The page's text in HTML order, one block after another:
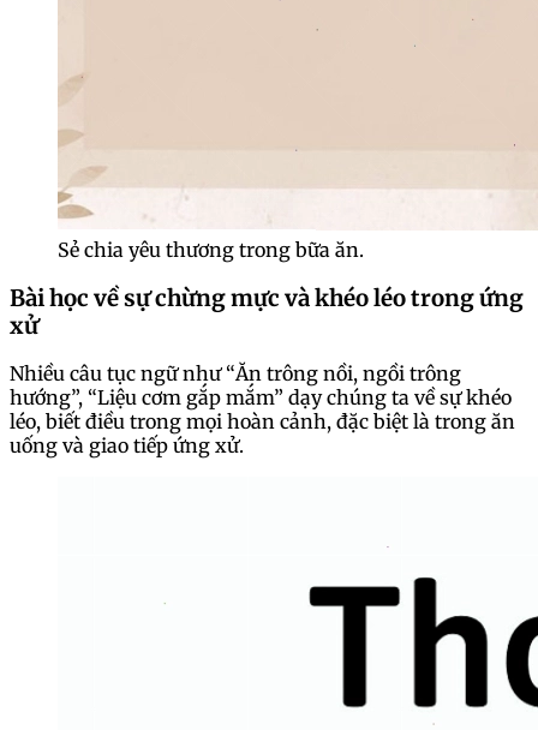
Sẻ chia yêu thương trong bữa ăn.
Bài học về sự chừng mực và khéo léo trong ứng
xử
Nhiều câu tục ngữ như “Ăn trông nồi, ngồi trông
hướng”, “Liệu cơm gắp mắm” dạy chúng ta về sự khéo
léo, biết điều trong mọi hoàn cảnh, đặc biệt là trong ăn
uống và giao tiếp ứng xử.